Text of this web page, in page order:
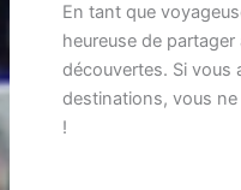
En tant que
heureuse de
découvertes. Si vous
destinations, vous
!